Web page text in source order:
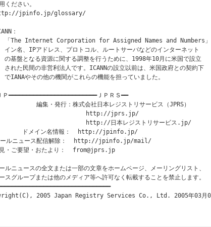
ください。
jpinfo.jp/glossary/
：
「The Internet Corporation for Assigned Names and Numbers」
イン名、IPアドレス、プロトコル、ルートサーバなどのインターネット
の基盤となる資源に関する調整を行うために、1998年10月に米国で設立
された民間の非営利法人です。ICANNの設立以前は、米国政府との契約下
でIANAやその他の機関がこれらの機能を担っていました。
Ｐ━━━━━━━━━━━━━━━━━━━━━━━━━ＪＰＲＳ━━
編集・発行：株式会社日本レジストリサービス（JPRS）
http://jprs.jp/
http://日本レジストリサービス.jp/
ドメイン名情報：  http://jpinfo.jp/
ルニュース配信解除：  http://jpinfo.jp/mail/
・ご要望・おたより：  from@jprs.jp
ルニュースの全文または一部の文章をホームページ、メーリングリスト、
スグループまたは他のメディア等へ許可なく転載することを禁止します。